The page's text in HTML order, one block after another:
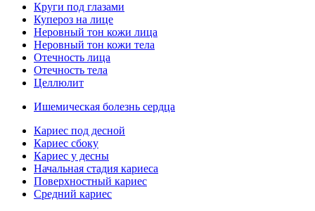
Круги под глазами
Купероз на лице
Неровный тон кожи лица
Неровный тон кожи тела
Отечность лица
Отечность тела
Целлюлит
Ишемическая болезнь сердца
Кариес под десной
Кариес сбоку
Кариес у десны
Начальная стадия кариеса
Поверхностный кариес
Средний кариес